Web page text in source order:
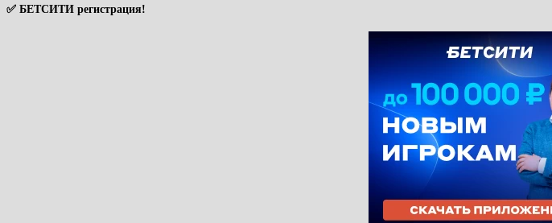
✅ БЕТСИТИ регистрация!